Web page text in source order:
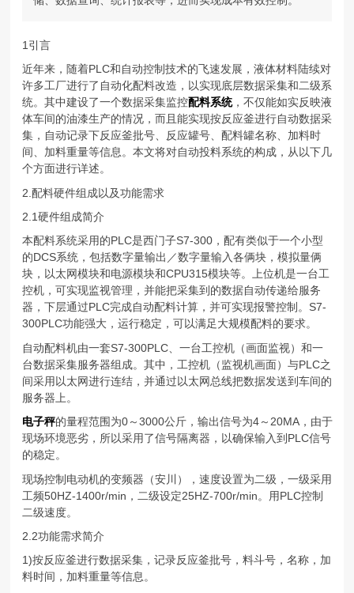
1引言
近年来，随着PLC和自动控制技术的飞速发展，液体材料陆续对
许多工厂进行了自动化配料改造，以实现底层数据采集和二级系
统。其中建设了一个数据采集监控配料系统，不仅能如实反映液
体车间的油漆生产的情况，而且能实现按反应釜进行自动数据采
集，自动记录下反应釜批号、反应罐号、配料罐名称、加料时
间、加料重量等信息。本文将对自动投料系统的构成，从以下几
个方面进行详述。
2.配料硬件组成以及功能需求
2.1硬件组成简介
本配料系统采用的PLC是西门子S7-300，配有类似于一个小型
的DCS系统，包括数字量输出／数字量输入各俩块，模拟量俩
块，以太网模块和电源模块和CPU315模块等。上位机是一台工
控机，可实现监视管理，并能把采集到的数据自动传递给服务
器，下层通过PLC完成自动配料计算，并可实现报警控制。S7-
300PLC功能强大，运行稳定，可以满足大规模配料的要求。
自动配料机由一套S7-300PLC、一台工控机（画面监视）和一
台数据采集服务器组成。其中，工控机（监视机画面）与PLC之
间采用以太网进行连结，并通过以太网总线把数据发送到车间的
服务器上。
电子秤的量程范围为0～3000公斤，输出信号为4～20MA，由于
现场环境恶劣，所以采用了信号隔离器，以确保输入到PLC信号
的稳定。
现场控制电动机的变频器（安川），速度设置为二级，一级采用
工频50HZ-1400r/min，二级设定25HZ-700r/min。用PLC控制
二级速度。
2.2功能需求简介
1)按反应釜进行数据采集，记录反应釜批号，料斗号，名称，加
料时间，加料重量等信息。